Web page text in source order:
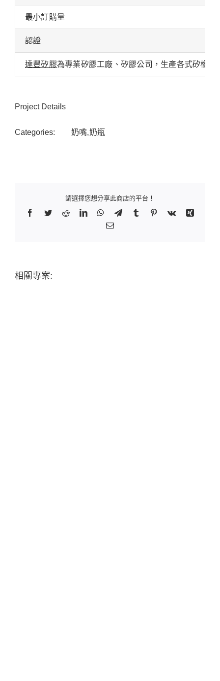
最小訂購量
認證
達豐矽膠為專業矽膠工廠、矽膠公司，生產各式矽橡
Project Details
Categories: 奶嘴,奶瓶
請選擇您想分享此商店的平台！
Facebook
TwitterRedditLinkedInWhatsApp
TelegramTumblr Pinterest
Vk
Xing
Email:
相關專案: